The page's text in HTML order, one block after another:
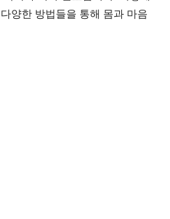
양한 방법들을 통해 몸과 마음